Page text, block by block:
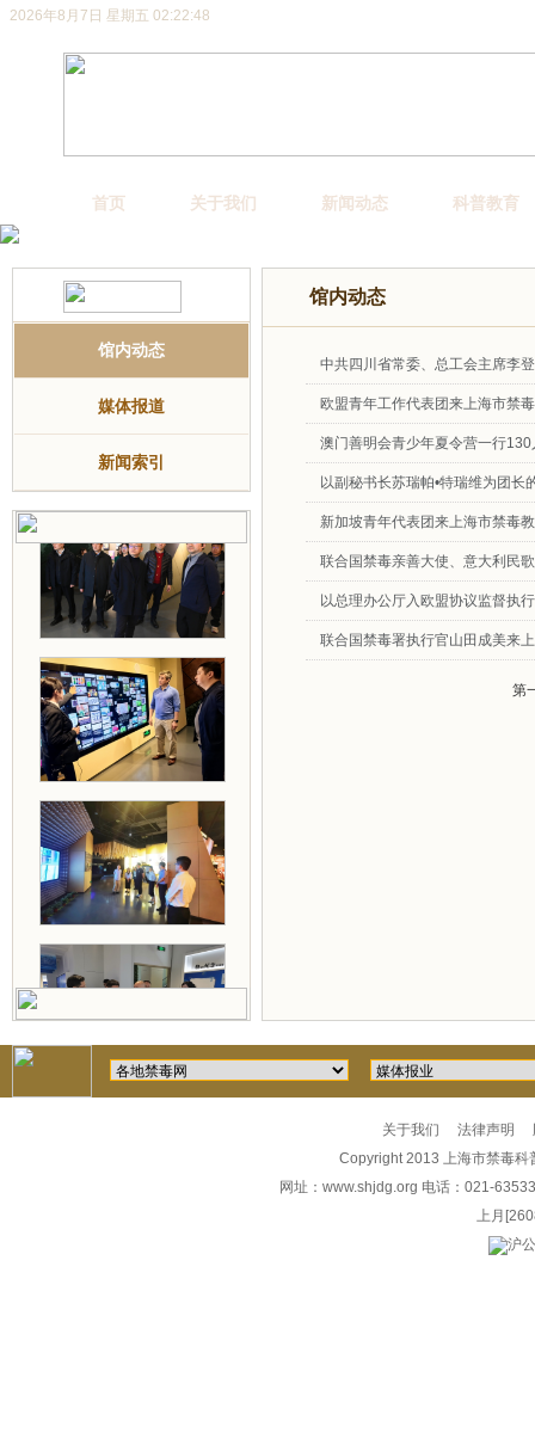
2026年8月7日 星期五 02:22:48
首页 关于我们 新闻动态 科普教育
馆内动态
媒体报道
新闻索引
馆内动态
中共四川省常委、总工会主席李
欧盟青年工作代表团来上海市禁
澳门善明会青少年夏令营一行
以副秘书长苏瑞帕•特瑞维为团
新加坡青年代表团来上海市禁毒
联合国禁毒亲善大使、意大利民
以总理办公厅入欧盟协议监督执
联合国禁毒署执行官山田成美来
第
关于我们 法律声明
Copyright 2013 上海市禁毒
网址： www.shjdg.org 电话：021-
上月
沪